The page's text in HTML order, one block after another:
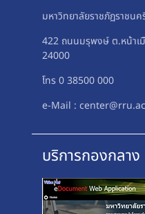
มหาวิทยาลัยราชภัฏราชน
422 ถนนมรุพงษ์ ต.หน้าเมื
24000
โทร 0 38500 000
e-Mail :
บริการกองกลาง